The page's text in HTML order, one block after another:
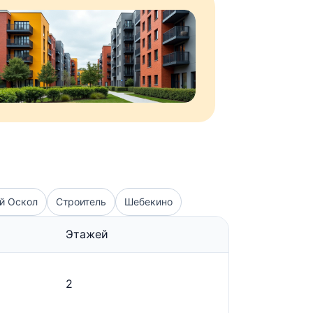
Оскол Строитель Шебекино
Этажей
2